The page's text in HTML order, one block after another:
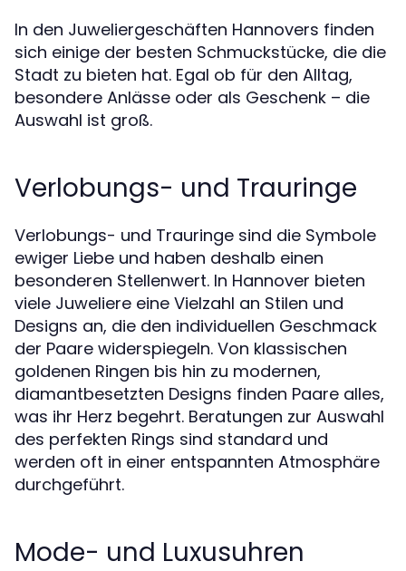
In den Juweliergeschäften Hannovers finden
sich einige der besten Schmuckstücke, die die
Stadt zu bieten hat. Egal ob für den Alltag,
besondere Anlässe oder als Geschenk – die
Auswahl ist groß.
Verlobungs- und Trauringe
Verlobungs- und Trauringe sind die Symbole
ewiger Liebe und haben deshalb einen
besonderen Stellenwert. In Hannover bieten
viele Juweliere eine Vielzahl an Stilen und
Designs an, die den individuellen Geschmack
der Paare widerspiegeln. Von klassischen
goldenen Ringen bis hin zu modernen,
diamantbesetzten Designs finden Paare alles,
was ihr Herz begehrt. Beratungen zur Auswahl
des perfekten Rings sind standard und
werden oft in einer entspannten Atmosphäre
durchgeführt.
Mode- und Luxusuhren